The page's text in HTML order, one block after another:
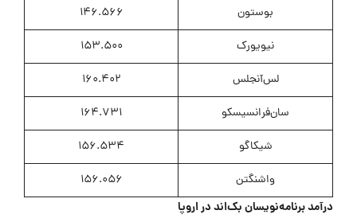
بوستون
146.566
نیویورک
153.500
لس‌آنجلس
160.402
سان‌فرانسیسکو
164.731
شیکاگو
156.534
واشنگتن
156.056
درآمد برنامه‌نویسان بک‌اند در اروپا